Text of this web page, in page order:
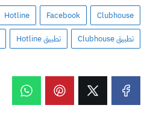
Clubhouse
Facebook
Hotline
تطبيق Clubhouse تطبيق Hotline